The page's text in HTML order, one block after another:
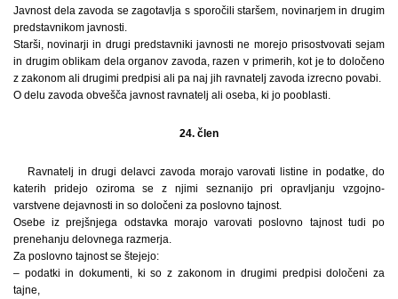
Javnost dela zavoda se zagotavlja s sporočili staršem, novinarjem in drugim
predstavnikom javnosti.
Starši, novinarji in drugi predstavniki javnosti ne morejo prisostvovati sejam
in drugim oblikam dela organov zavoda, razen v primerih, kot je to določeno
z zakonom ali drugimi predpisi ali pa naj jih ravnatelj zavoda izrecno povabi.
O delu zavoda obvešča javnost ravnatelj ali oseba, ki jo pooblasti.
24. člen
Ravnatelj in drugi delavci zavoda morajo varovati listine in podatke, do
katerih pridejo oziroma se z njimi seznanijo pri opravljanju vzgojno-
varstvene dejavnosti in so določeni za poslovno tajnost.
Osebe iz prejšnjega odstavka morajo varovati poslovno tajnost tudi po
prenehanju delovnega razmerja.
Za poslovno tajnost se štejejo:
– podatki in dokumenti, ki so z zakonom in drugimi predpisi določeni za
tajne,